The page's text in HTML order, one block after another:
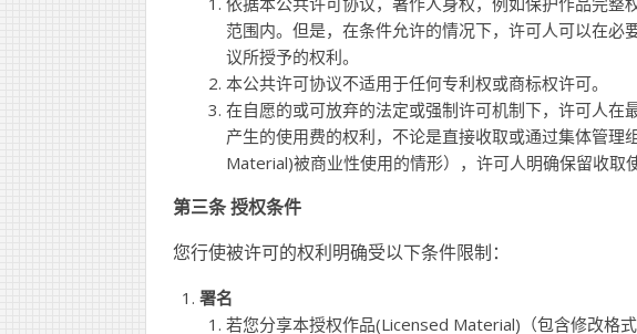
范围内。但是，在条件允许的情况下，许可人可以在
议所授予的权利。
本公共许可协议不适用于任何专利权或商标权许可。
在自愿的或可放弃的法定或强制许可机制下，许可人
产生的使用费的权利，不论是直接收取或通过集体管
Material)被商业性使用的情形），许可人明确保留收取
第三条 授权条件
您行使被许可的权利明确受以下条件限制：
署名
若您分享本授权作品(Licensed Material)（包含修改格式